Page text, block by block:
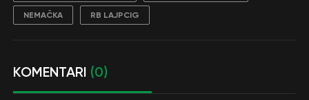
NEMAČKA RB LAJPCIG
KOMENTARI (0)